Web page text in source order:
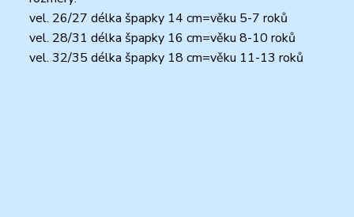
vel. 26/27 délka špapky 14 cm=věku 5-7 roků
vel. 28/31 délka špapky 16 cm=věku 8-10 roků
vel. 32/35 délka špapky 18 cm=věku 11-13 roků